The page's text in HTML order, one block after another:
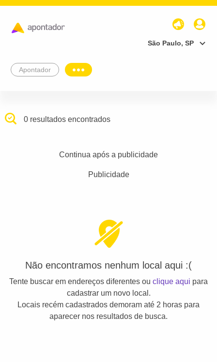
São Paulo, SP
Apontador
0 resultados encontrados
Continua após a publicidade
Publicidade
Não encontramos nenhum local aqui :(
Tente buscar em endereços diferentes ou clique aqui para
cadastrar um novo local.
Locais recém cadastrados demoram até 2 horas para
aparecer nos resultados de busca.